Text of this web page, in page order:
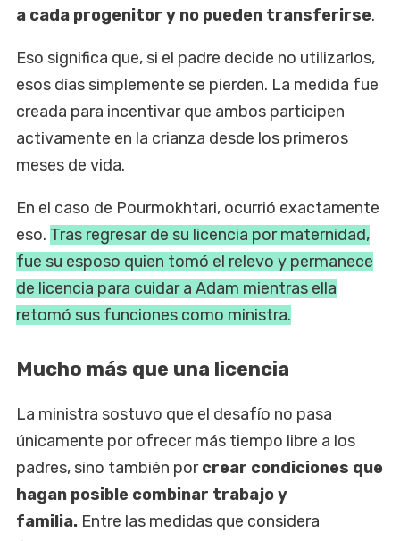
a cada progenitor y no pueden transferirse.
Eso significa que, si el padre decide no utilizarlos,
esos días simplemente se pierden. La medida fue
creada para incentivar que ambos participen
activamente en la crianza desde los primeros
meses de vida.
En el caso de Pourmokhtari, ocurrió exactamente
eso. Tras regresar de su licencia por maternidad,
fue su esposo quien tomó el relevo y permanece
de licencia para cuidar a Adam mientras ella
retomó sus funciones como ministra.
Mucho más que una licencia
La ministra sostuvo que el desafío no pasa
únicamente por ofrecer más tiempo libre a los
padres, sino también porcrear condiciones que
hagan posible combinar trabajo y
familia. Entre las medidas que considera